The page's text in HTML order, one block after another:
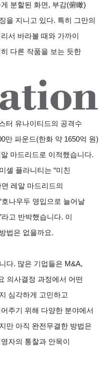
분할된 화면, 부감(俯瞰)
을 지니고 있다. 특히 그만의
서 바라볼 때와 가까이
다른 작품을 보는 듯한
터 유나이티드의 공격수
만 파운드(한화 약 1650억 원)
마드리드로 이적했습니다.
셸 플라니티는 “미친
레알 마드리드의
나우두 영입으로 늘어날
고 반박했습니다. 이
법은 없을까요.
다. 많은 기업들은 M&A,
의사결정 과정에서 어떤
심각하게 고민하고
주기 위해 다양한 분야에서
만 아직 완전무결한 방법은
자의 통찰과 안목이